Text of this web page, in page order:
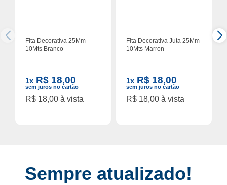
Fita Decorativa 25Mm
10Mts Branco
1x R$ 18,00
sem juros no cartão
R$ 18,00 à vista
Fita Decorativa Juta 25Mm
10Mts Marron
1x R$ 18,00
sem juros no cartão
R$ 18,00 à vista
Sempre atualizado!